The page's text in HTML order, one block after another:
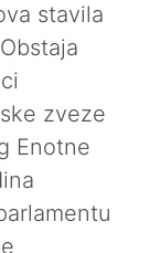
stavila
zveze
Enotne